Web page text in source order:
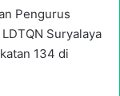
Pengurus
Suryalaya
134 di